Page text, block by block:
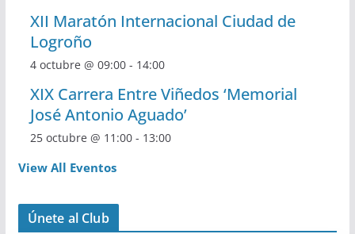
XII Maratón Internacional Ciudad de
Logroño
4 octubre @ 09:00- 14:00
XIX Carrera Entre Viñedos ‘Memorial
José Antonio Aguado’
25 octubre @ 11:00- 13:00
View All Eventos
Únete al Club